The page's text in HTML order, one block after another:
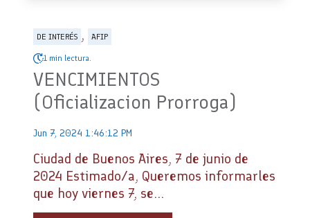
DE INTERÉS , AFIP
1 min lectura.
VENCIMIENTOS
(Oficializacion Prorroga)
Jun 7, 2024 1:46:12 PM
Ciudad de Buenos Aires, 7 de junio de
2024 Estimado/a, Queremos informarles
que hoy viernes 7, se...